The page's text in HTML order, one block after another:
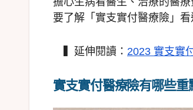
要了解「實支實付醫療險」看
▍延伸閱讀： 2023 實支實
實支實付醫療險有哪些重